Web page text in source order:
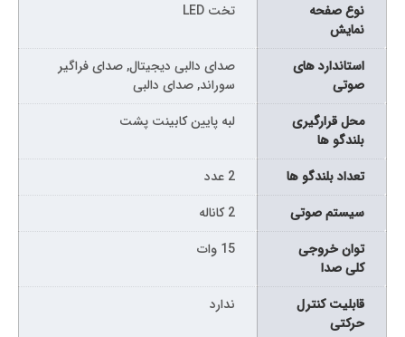
نوع صفحه
نمايش
تخت LED
استاندارد های
صوتی
صدای دالبی دیجیتال, صدای فراگیر
سوراند, صدای دالبی
محل قرارگیری
بلندگو ها
لبه پایین کابینت پشت
تعداد بلندگو ها
2 عدد
سیستم صوتی
2 کاناله
توان خروجی
کلی صدا
15 وات
قابلیت کنترل
حرکتی
ندارد